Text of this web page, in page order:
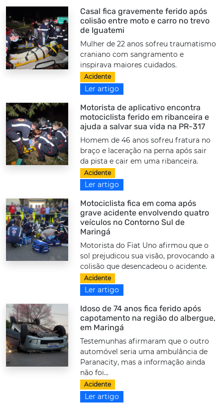
Casal fica gravemente ferido após
colisão entre moto e carro no trevo
de Iguatemi
Mulher de 22 anos sofreu traumatismo
craniano com sangramento e
inspirava maiores cuidados.
Acidente
Ler artigo
Motorista de aplicativo encontra
motociclista ferido em ribanceira e
ajuda a salvar sua vida na PR-317
Homem de 46 anos sofreu fratura no
braço e laceração na perna após sair
da pista e cair em uma ribanceira.
Acidente
Ler artigo
Motociclista fica em coma após
grave acidente envolvendo quatro
veículos no Contorno Sul de
Maringá
Motorista do Fiat Uno afirmou que o
sol prejudicou sua visão, provocando a
colisão que desencadeou o acidente.
Acidente
Ler artigo
Idoso de 74 anos fica ferido após
capotamento na região do albergue,
em Maringá
Testemunhas afirmaram que o outro
automóvel seria uma ambulância de
Paranacity, mas a informação ainda
não foi...
Acidente
Ler artigo